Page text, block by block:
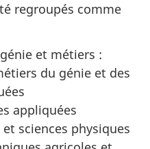
regroupés comme
et métiers :
du génie et des
appliquées
sciences physiques